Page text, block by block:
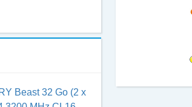
Beast 32 Go (2 x